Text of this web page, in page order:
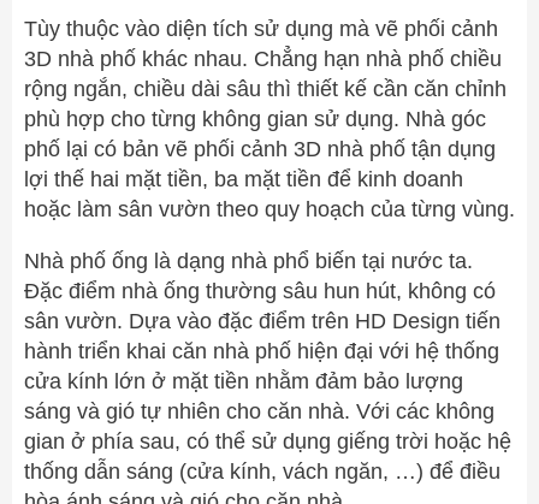
Tùy thuộc vào diện tích sử dụng mà vẽ phối cảnh
3D nhà phố khác nhau. Chẳng hạn nhà phố chiều
rộng ngắn, chiều dài sâu thì thiết kế cần căn chỉnh
phù hợp cho từng không gian sử dụng. Nhà góc
phố lại có bản vẽ phối cảnh 3D nhà phố tận dụng
lợi thế hai mặt tiền, ba mặt tiền để kinh doanh
hoặc làm sân vườn theo quy hoạch của từng vùng.
Nhà phố ống là dạng nhà phổ biến tại nước ta.
Đặc điểm nhà ống thường sâu hun hút, không có
sân vườn. Dựa vào đặc điểm trên HD Design tiến
hành triển khai căn nhà phố hiện đại với hệ thống
cửa kính lớn ở mặt tiền nhằm đảm bảo lượng
sáng và gió tự nhiên cho căn nhà. Với các không
gian ở phía sau, có thể sử dụng giếng trời hoặc hệ
thống dẫn sáng (cửa kính, vách ngăn, …) để điều